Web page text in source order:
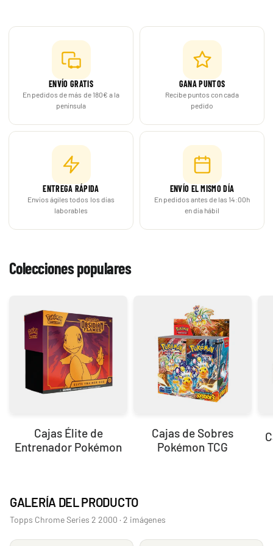
ENVÍO GRATIS
En pedidos de más de 180€ a la
península
GANA PUNTOS
Recibe puntos con cada
pedido
ENTREGA RÁPIDA
Envíos ágiles todos los días
laborables
ENVÍO EL MISMO DÍA
En pedidos antes de las 14:00h
en día hábil
Colecciones populares
Cajas Élite de
Entrenador Pokémon
Cajas de Sobres
Pokémon TCG
GALERÍA DEL PRODUCTO
Topps Chrome Series 2 2000 · 2 imágenes